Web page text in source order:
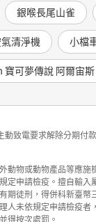
銀喉長尾山雀
氣清淨機 小檔
寶可夢傳說 阿爾宙斯
動致電要求解除分期付
動物或動物產品等應施
定申請檢疫。擅自輸入
期徒刑，得併科新臺幣
人未依規定申請檢疫者
得按次處罰。